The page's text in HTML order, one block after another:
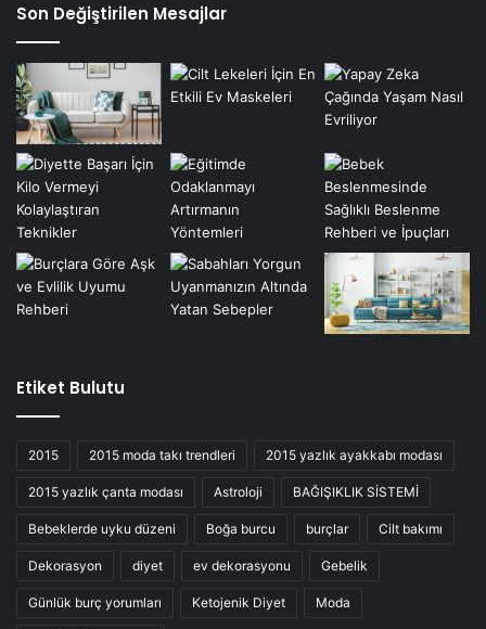
Son Değiştirilen Mesajlar
Etiket Bulutu
2015 2015 moda takı trendleri 2015 yazlık ayakkabı modası
2015 yazlık çanta modası Astroloji BAĞIŞIKLIK SİSTEMİ
Bebeklerde uyku düzeni Boğa burcu burçlar Cilt bakımı
Dekorasyon diyet ev dekorasyonu Gebelik
Günlük burç yorumları Ketojenik Diyet Moda